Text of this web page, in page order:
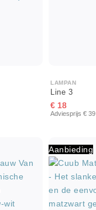
LAMPAN
Line 3
€ 18
Adviesprijs € 39
Aanbieding